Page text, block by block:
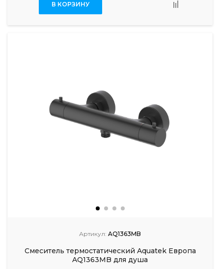
В КОРЗИНУ
Артикул: AQ1363MB
Смеситель термостатический Aquatek Европа
AQ1363MB для душа